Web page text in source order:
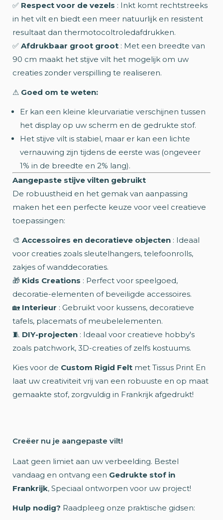
✅ Respect voor de vezels : Inkt komt rechtstreeks
in het vilt en biedt een meer natuurlijk en resistent
resultaat dan thermotocoltroledafdrukken.
✅ Afdrukbaar groot groot : Met een breedte van
90 cm maakt het stijve vilt het mogelijk om uw
creaties zonder verspilling te realiseren.
⚠ Goed om te weten:
Er kan een kleine kleurvariatie verschijnen tussen
het display op uw scherm en de gedrukte stof.
Het stijve vilt is stabiel, maar er kan een lichte
vernauwing zijn tijdens de eerste was (ongeveer
1% in de breedte en 2% lang).
Aangepaste stijve vilten gebruikt
De robuustheid en het gemak van aanpassing
maken het een perfecte keuze voor veel creatieve
toepassingen:
🎨 Accessoires en decoratieve objecten : Ideaal
voor creaties zoals sleutelhangers, telefoonrolls,
zakjes of wanddecoraties.
🎁 Kids Creations : Perfect voor speelgoed,
decoratie-elementen of beveiligde accessoires.
🏡 Interieur : Gebruikt voor kussens, decoratieve
tafels, placemats of meubelelementen.
🧵 DIY-projecten : Ideaal voor creatieve hobby's
zoals patchwork, 3D-creaties of zelfs kostuums.
Kies voor de Custom Rigid Felt met Tissus Print En
laat uw creativiteit vrij van een robuuste en op maat
gemaakte stof, zorgvuldig in Frankrijk afgedrukt!
Creëer nu je aangepaste vilt!
Laat geen limiet aan uw verbeelding. Bestel
vandaag en ontvang een Gedrukte stof in
Frankrijk, Speciaal ontworpen voor uw project!
Hulp nodig? Raadpleeg onze praktische gidsen: